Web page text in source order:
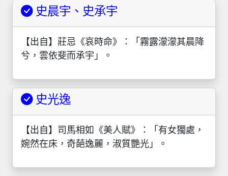
史晨宇、史承宇
【出自】莊忌《哀時命》：「霧露濛濛其晨降
兮，雲依斐而承宇」。
史光逸
【出自】司馬相如《美人賦》：「有女獨處，
婉然在床，奇葩逸麗，淑質艷光」。